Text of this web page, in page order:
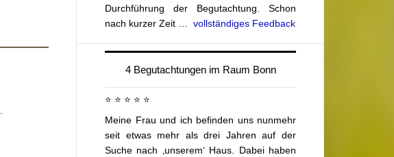
Durchführung der Begutachtung. Schon
nach kurzer Zeit … vollständiges Feedback
4 Begutachtungen im Raum Bonn
⭐ ⭐ ⭐ ⭐ ⭐
Meine Frau und ich befinden uns nunmehr
seit etwas mehr als drei Jahren auf der
Suche nach ‚unserem‘ Haus. Dabei haben